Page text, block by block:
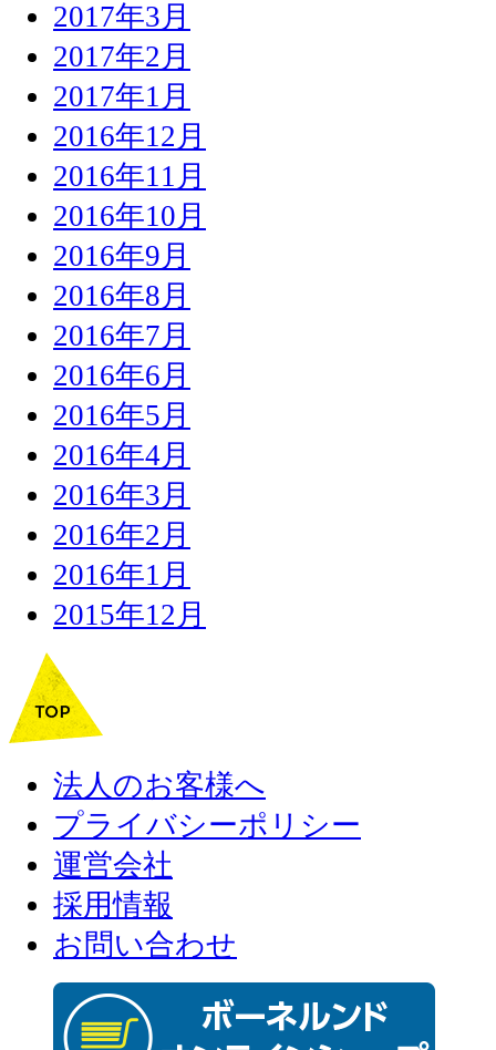
2017年3月
2017年2月
2017年1月
2016年12月
2016年11月
2016年10月
2016年9月
2016年8月
2016年7月
2016年6月
2016年5月
2016年4月
2016年3月
2016年2月
2016年1月
2015年12月
法人のお客様へ
プライバシーポリシー
運営会社
採用情報
お問い合わせ